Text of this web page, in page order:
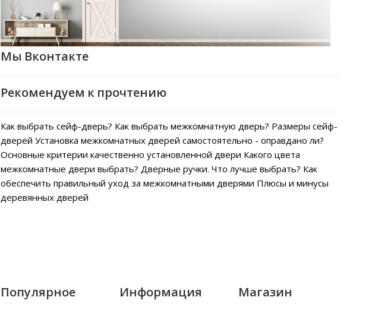
Мы Вконтакте
Рекомендуем к прочтению
Как выбрать сейф-дверь? Как выбрать межкомнатную дверь? Размеры сейф-
дверей Установка межкомнатных дверей самостоятельно - оправдано ли?
Основные критерии качественно установленной двери Какого цвета
межкомнатные двери выбрать? Дверные ручки. Что лучше выбрать? Как
обеспечить правильный уход за межкомнатными дверями Плюсы и минусы
деревянных дверей
Популярное Информация Магазин